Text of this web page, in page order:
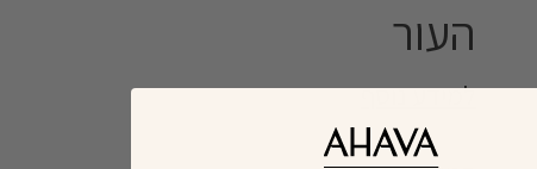
העור
למידע נוסף